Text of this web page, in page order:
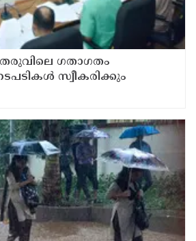
ഗതാഗതം
സ്വീകരിക്കും